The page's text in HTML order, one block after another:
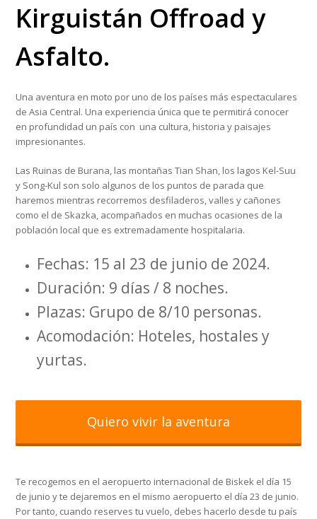
Kirguistán Offroad y
Asfalto.
Una aventura en moto por uno de los países más espectaculares
de Asia Central. Una experiencia única que te permitirá conocer
en profundidad un país con una cultura, historia y paisajes
impresionantes.
Las Ruinas de Burana, las montañas Tian Shan, los lagos Kel-Suu
y Song-Kul son solo algunos de los puntos de parada que
haremos mientras recorremos desfiladeros, valles y cañones
como el de Skazka, acompañados en muchas ocasiones de la
población local que es extremadamente hospitalaria.
Fechas: 15 al 23 de junio de 2024.
Duración: 9 días / 8 noches.
Plazas: Grupo de 8/10 personas.
Acomodación: Hoteles, hostales y
yurtas.
Quiero vivir la aventura
Te recogemos en el aeropuerto internacional de Biskek el día 15
de junio y te dejaremos en el mismo aeropuerto el día 23 de junio.
Por tanto, cuando reserves tu vuelo, debes hacerlo desde tu país